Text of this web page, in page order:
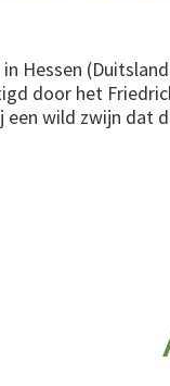
Hessen
door het
wild zwijn dat